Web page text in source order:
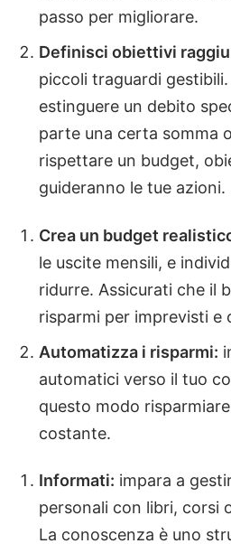
passo per migliorare.
Definisci obiettivi
piccoli traguardi
estinguere un debito
parte una certa somma
rispettare un budget,
guideranno le tue azioni.
Crea un budget
le uscite mensili, e
ridurre. Assicurati che il
risparmi per imprevisti e
Automatizza i risparmi:
automatici verso il tuo
questo modo
costante.
Informati: impara a
personali con libri, corsi
La conoscenza è uno